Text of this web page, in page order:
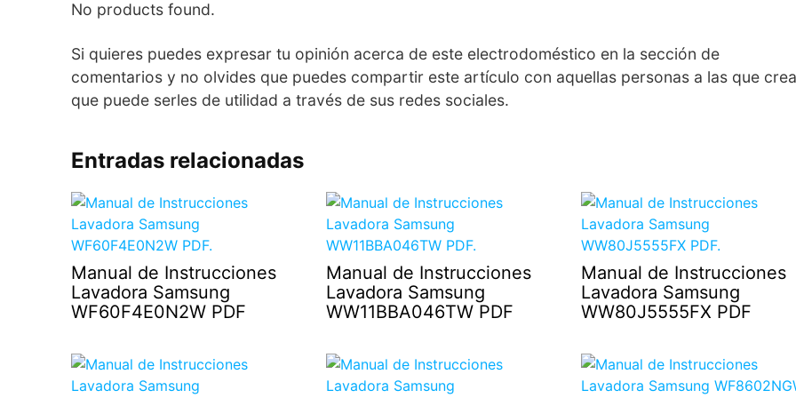
No products found.
Si quieres puedes expresar tu opinión acerca de este electrodoméstico en la sección de
comentarios y no olvides que puedes compartir este artículo con aquellas personas a las que crea
que puede serles de utilidad a través de sus redes sociales.
Entradas relacionadas
Manual de Instrucciones
Lavadora Samsung
WF60F4E0N2W PDF
Manual de Instrucciones
Lavadora Samsung
WW11BBA046TW PDF
Manual de Instrucciones
Lavadora Samsung
WW80J5555FX PDF